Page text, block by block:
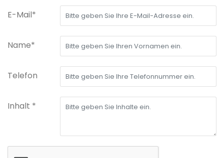
E-Mail*
Name*
Telefon
Inhalt *